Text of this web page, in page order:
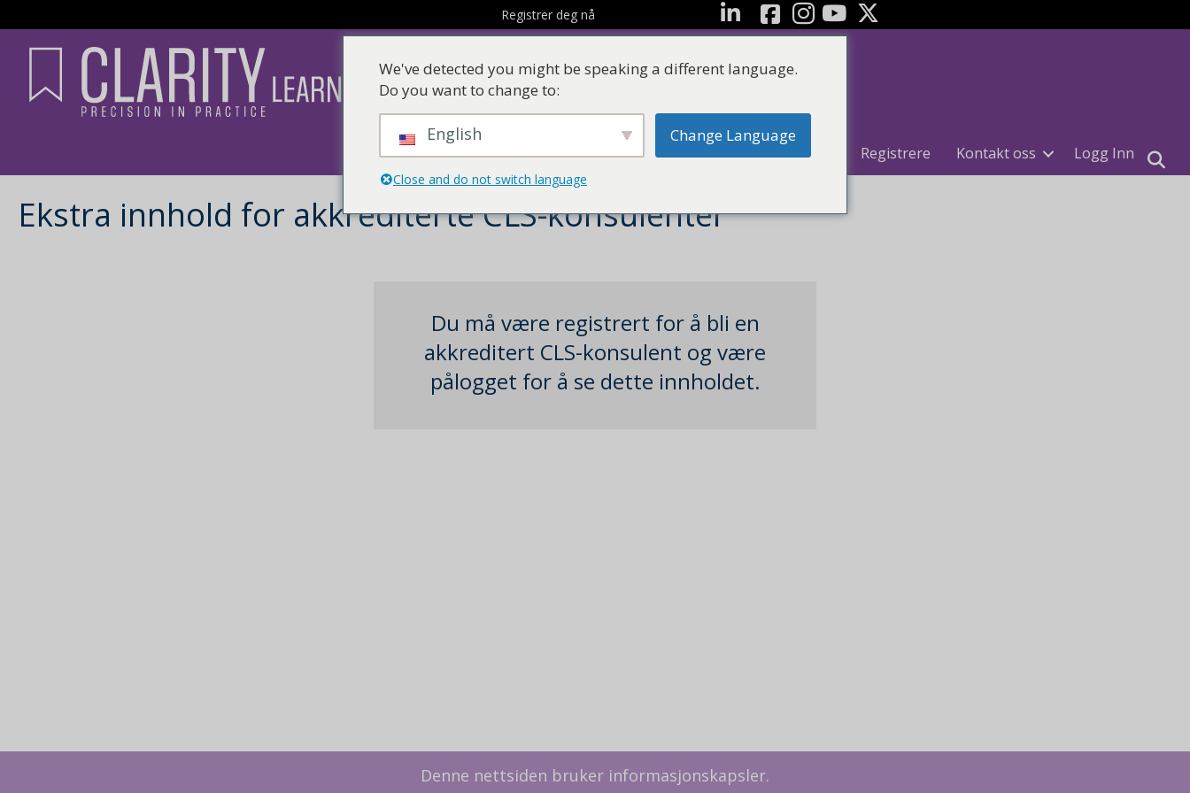
Registrer deg nå LinkedInFacebook YouTube
Ressurser Læringssuiter Registrere Kontakt oss Logg Inn
Ekstra innhold for akkrediterte CLS-konsulenter
Du må være registrert for å bli en
akkreditert CLS-konsulent og være
pålogget for å se dette innholdet.
We've detected you might be speaking a different language.
Do you want to change to:
English Change Language
Close and do not switch language
Denne nettsiden bruker informasjonskapsler.